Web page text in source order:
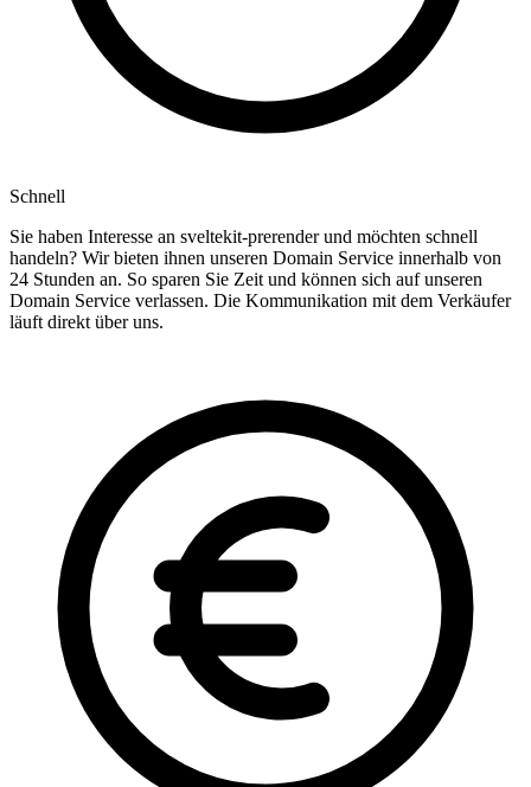
Schnell
Sie haben Interesse an sveltekit-prerender und möchten schnell
handeln? Wir bieten ihnen unseren Domain Service innerhalb von
24 Stunden an. So sparen Sie Zeit und können sich auf unseren
Domain Service verlassen. Die Kommunikation mit dem Verkäufer
läuft direkt über uns.